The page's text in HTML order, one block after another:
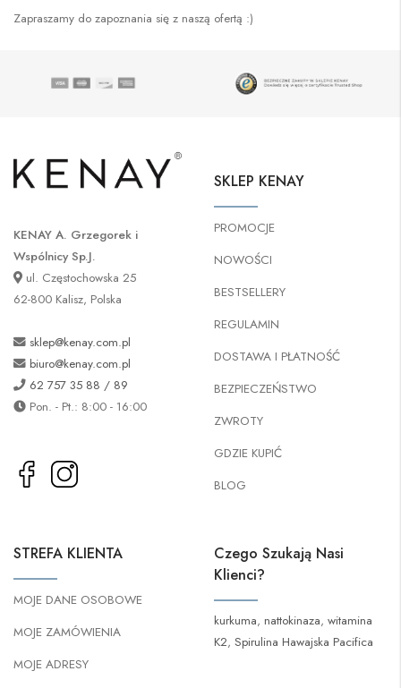
Zapraszamy do zapoznania się z naszą ofertą :)
KENAY A. Grzegorek i
Wspólnicy Sp.J.
ul. Częstochowska 25
62-800 Kalisz, Polska
sklep@kenay.com.pl
biuro@kenay.com.pl
62 757 35 88 / 89
Pon. - Pt.: 8:00 - 16:00
SKLEP KENAY
PROMOCJE
NOWOŚCI
BESTSELLERY
REGULAMIN
DOSTAWA I PŁATNOŚĆ
BEZPIECZEŃSTWO
ZWROTY
GDZIE KUPIĆ
BLOG
STREFA KLIENTA
MOJE DANE OSOBOWE
MOJE ZAMÓWIENIA
MOJE ADRESY
Czego Szukają Nasi
Klienci?
kurkuma, nattokinaza, witamina
K2, Spirulina Hawajska Pacifica